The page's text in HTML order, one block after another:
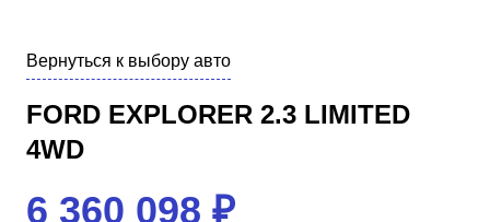
Вернуться к выбору авто
FORD EXPLORER 2.3 LIMITED
4WD
6 360 098 ₽